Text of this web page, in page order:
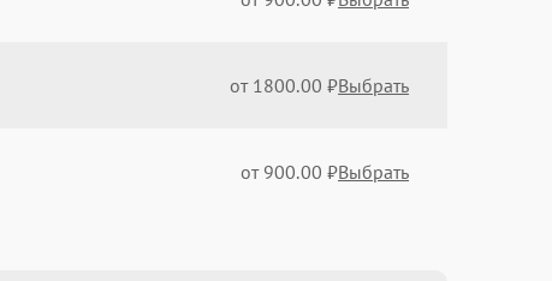
от 1800.00 ₽Выбрать
от 900.00 ₽Выбрать